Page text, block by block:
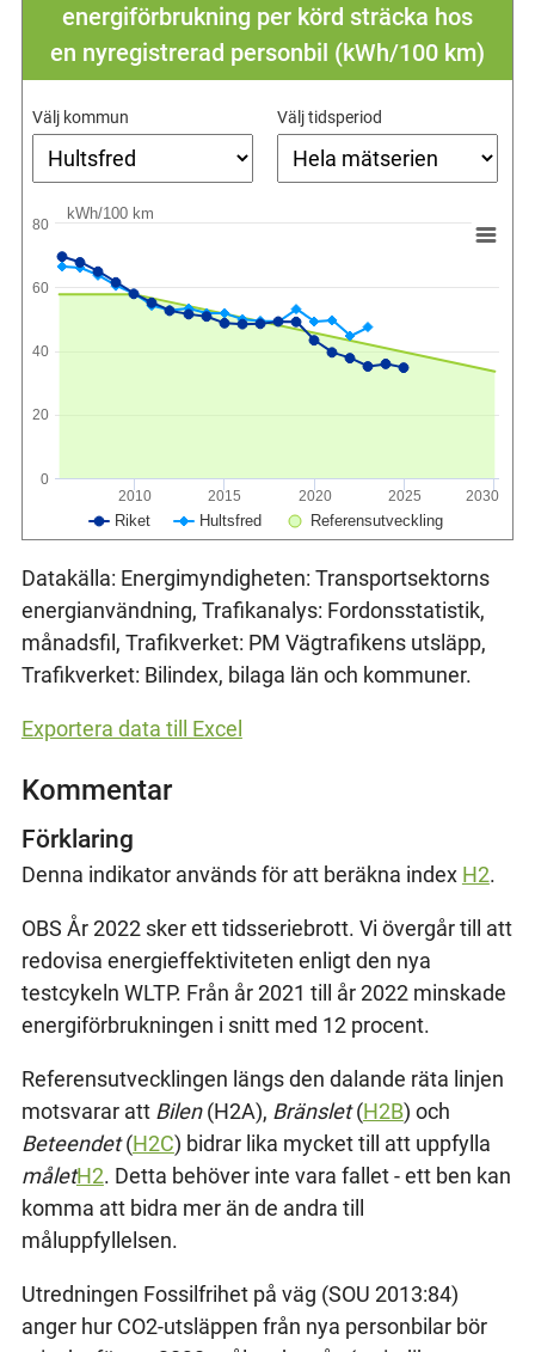
energiförbrukning per körd sträcka hos
en nyregistrerad personbil (kWh/100 km)
Välj kommun Välj tidsperiod
kWh/100 km
Riket Hultsfred Referensutveckling
2010 2015 2020 2025 2030
0
20
40
60
80
Datakälla: Energimyndigheten: Transportsektorns
energianvändning, Trafikanalys: Fordonsstatistik,
månadsfil, Trafikverket: PM Vägtrafikens utsläpp,
Trafikverket: Bilindex, bilaga län och kommuner.
Exportera data till Excel
Kommentar
Förklaring
Denna indikator används för att beräkna index H2.
OBS År 2022 sker ett tidsseriebrott. Vi övergår till att
redovisa energieffektiviteten enligt den nya
testcykeln WLTP. Från år 2021 till år 2022 minskade
energiförbrukningen i snitt med 12 procent.
Referensutvecklingen längs den dalande räta linjen
motsvarar att Bilen(H2A), Bränslet(H2B) och
Beteendet(H2C) bidrar lika mycket till att uppfylla
måletH2. Detta behöver inte vara fallet - ett ben kan
komma att bidra mer än de andra till
måluppfyllelsen.
Utredningen Fossilfrihet på väg (SOU 2013:84)
anger hur CO2-utsläppen från nya personbilar bör